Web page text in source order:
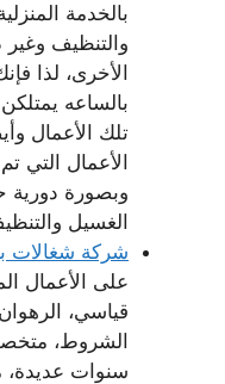
بالخدمة
والتنظيف
الأخرى، لذا
بالساعه
تلك الأعمال
الأعمال التي
وبصورة دورية
الغسيل
شركة شغالات
على الأعمال
قياسي،
الشروط،
سنوات